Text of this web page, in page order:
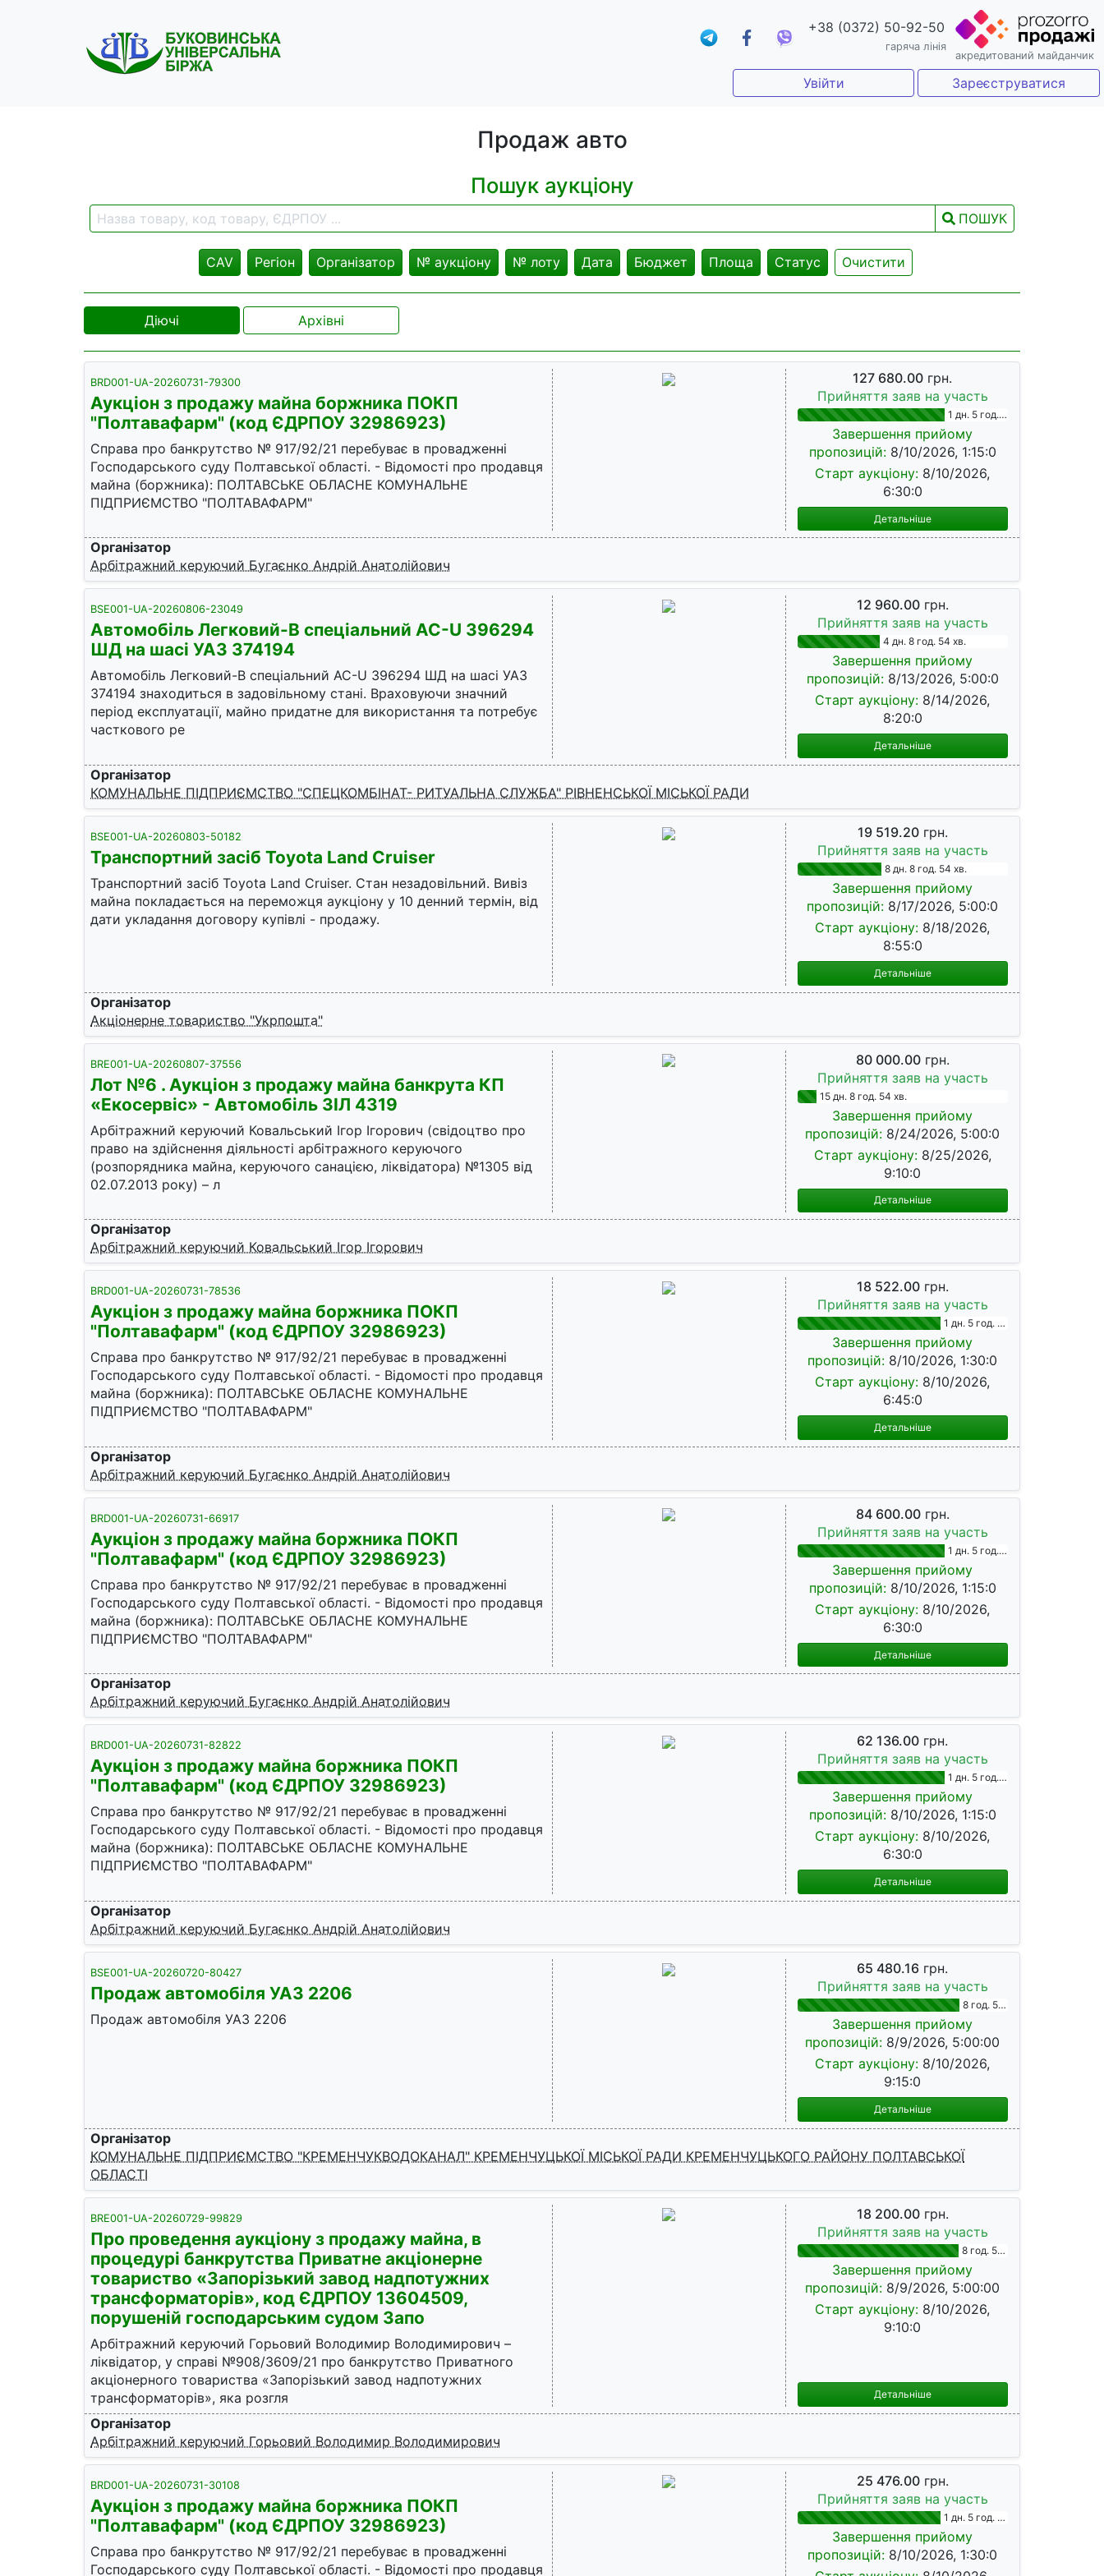
+38 (0372) 50-92-50
гаряча лінія
акредитований майданчик
Увійти Зареєструватися
Продаж авто
Пошук аукціону
ПОШУК
CAV Регіон Організатор № аукціону № лоту Дата Бюджет Площа Статус Очистити
Діючі Архівні
BRD001-UA-20260731-79300
Аукціон з продажу майна боржника ПОКП
"Полтавафарм" (код ЄДРПОУ 32986923)
Справа про банкрутство № 917/92/21 перебуває в провадженні
Господарського суду Полтавської області. - Відомості про продавця
майна (боржника): ПОЛТАВСЬКЕ ОБЛАСНЕ КОМУНАЛЬНЕ
ПІДПРИЄМСТВО "ПОЛТАВАФАРМ"
127 680.00 грн.
Прийняття заяв на участь
1 дн. 5 год. 9 хв.
Завершення прийому
пропозицій: 8/10/2026, 1:15:0
Старт аукціону: 8/10/2026,
6:30:0
Детальніше
Організатор
Арбітражний керуючий Бугаєнко Андрій Анатолійович
BSE001-UA-20260806-23049
Автомобіль Легковий-В спеціальний AC-U 396294
ШД на шасі УАЗ 374194
Автомобіль Легковий-В спеціальний AC-U 396294 ШД на шасі УАЗ
374194 знаходиться в задовільному стані. Враховуючи значний
період експлуатації, майно придатне для використання та потребує
часткового ре
12 960.00 грн.
Прийняття заяв на участь
4 дн. 8 год. 54 хв.
Завершення прийому
пропозицій: 8/13/2026, 5:00:0
Старт аукціону: 8/14/2026,
8:20:0
Детальніше
Організатор
КОМУНАЛЬНЕ ПІДПРИЄМСТВО "СПЕЦКОМБІНАТ- РИТУАЛЬНА СЛУЖБА" РІВНЕНСЬКОЇ МІСЬКОЇ РАДИ
BSE001-UA-20260803-50182
Транспортний засіб Toyota Land Cruiser
Транспортний засіб Toyota Land Cruiser. Стан незадовільний. Вивіз
майна покладається на переможця аукціону у 10 денний термін, від
дати укладання договору купівлі - продажу.
19 519.20 грн.
Прийняття заяв на участь
8 дн. 8 год. 54 хв.
Завершення прийому
пропозицій: 8/17/2026, 5:00:0
Старт аукціону: 8/18/2026,
8:55:0
Детальніше
Організатор
Акціонерне товариство "Укрпошта"
BRE001-UA-20260807-37556
Лот №6 . Аукціон з продажу майна банкрута КП
«Екосервіс» - Автомобіль ЗІЛ 4319
Арбітражний керуючий Ковальський Ігор Ігорович (свідоцтво про
право на здійснення діяльності арбітражного керуючого
(розпорядника майна, керуючого санацією, ліквідатора) №1305 від
02.07.2013 року) – л
80 000.00 грн.
Прийняття заяв на участь
15 дн. 8 год. 54 хв.
Завершення прийому
пропозицій: 8/24/2026, 5:00:0
Старт аукціону: 8/25/2026,
9:10:0
Детальніше
Організатор
Арбітражний керуючий Ковальський Ігор Ігорович
BRD001-UA-20260731-78536
Аукціон з продажу майна боржника ПОКП
"Полтавафарм" (код ЄДРПОУ 32986923)
Справа про банкрутство № 917/92/21 перебуває в провадженні
Господарського суду Полтавської області. - Відомості про продавця
майна (боржника): ПОЛТАВСЬКЕ ОБЛАСНЕ КОМУНАЛЬНЕ
ПІДПРИЄМСТВО "ПОЛТАВАФАРМ"
18 522.00 грн.
Прийняття заяв на участь
1 дн. 5 год. 24 хв.
Завершення прийому
пропозицій: 8/10/2026, 1:30:0
Старт аукціону: 8/10/2026,
6:45:0
Детальніше
Організатор
Арбітражний керуючий Бугаєнко Андрій Анатолійович
BRD001-UA-20260731-66917
Аукціон з продажу майна боржника ПОКП
"Полтавафарм" (код ЄДРПОУ 32986923)
Справа про банкрутство № 917/92/21 перебуває в провадженні
Господарського суду Полтавської області. - Відомості про продавця
майна (боржника): ПОЛТАВСЬКЕ ОБЛАСНЕ КОМУНАЛЬНЕ
ПІДПРИЄМСТВО "ПОЛТАВАФАРМ"
84 600.00 грн.
Прийняття заяв на участь
1 дн. 5 год. 9 хв.
Завершення прийому
пропозицій: 8/10/2026, 1:15:0
Старт аукціону: 8/10/2026,
6:30:0
Детальніше
Організатор
Арбітражний керуючий Бугаєнко Андрій Анатолійович
BRD001-UA-20260731-82822
Аукціон з продажу майна боржника ПОКП
"Полтавафарм" (код ЄДРПОУ 32986923)
Справа про банкрутство № 917/92/21 перебуває в провадженні
Господарського суду Полтавської області. - Відомості про продавця
майна (боржника): ПОЛТАВСЬКЕ ОБЛАСНЕ КОМУНАЛЬНЕ
ПІДПРИЄМСТВО "ПОЛТАВАФАРМ"
62 136.00 грн.
Прийняття заяв на участь
1 дн. 5 год. 9 хв.
Завершення прийому
пропозицій: 8/10/2026, 1:15:0
Старт аукціону: 8/10/2026,
6:30:0
Детальніше
Організатор
Арбітражний керуючий Бугаєнко Андрій Анатолійович
BSE001-UA-20260720-80427
Продаж автомобіля УАЗ 2206
Продаж автомобіля УАЗ 2206
65 480.16 грн.
Прийняття заяв на участь
8 год. 54 хв.
Завершення прийому
пропозицій: 8/9/2026, 5:00:00
Старт аукціону: 8/10/2026,
9:15:0
Детальніше
Організатор
КОМУНАЛЬНЕ ПІДПРИЄМСТВО "КРЕМЕНЧУКВОДОКАНАЛ" КРЕМЕНЧУЦЬКОЇ МІСЬКОЇ РАДИ КРЕМЕНЧУЦЬКОГО РАЙОНУ ПОЛТАВСЬКОЇ
ОБЛАСТІ
BRE001-UA-20260729-99829
Про проведення аукціону з продажу майна, в
процедурі банкрутства Приватне акціонерне
товариство «Запорізький завод надпотужних
трансформаторів», код ЄДРПОУ 13604509,
порушеній господарським судом Запо
Арбітражний керуючий Горьовий Володимир Володимирович –
ліквідатор, у справі №908/3609/21 про банкрутство Приватного
акціонерного товариства «Запорізький завод надпотужних
трансформаторів», яка розгля
18 200.00 грн.
Прийняття заяв на участь
8 год. 54 хв.
Завершення прийому
пропозицій: 8/9/2026, 5:00:00
Старт аукціону: 8/10/2026,
9:10:0
Детальніше
Організатор
Арбітражний керуючий Горьовий Володимир Володимирович
BRD001-UA-20260731-30108
Аукціон з продажу майна боржника ПОКП
"Полтавафарм" (код ЄДРПОУ 32986923)
Справа про банкрутство № 917/92/21 перебуває в провадженні
Господарського суду Полтавської області. - Відомості про продавця
25 476.00 грн.
Прийняття заяв на участь
1 дн. 5 год. 24 хв.
Завершення прийому
пропозицій: 8/10/2026, 1:30:0